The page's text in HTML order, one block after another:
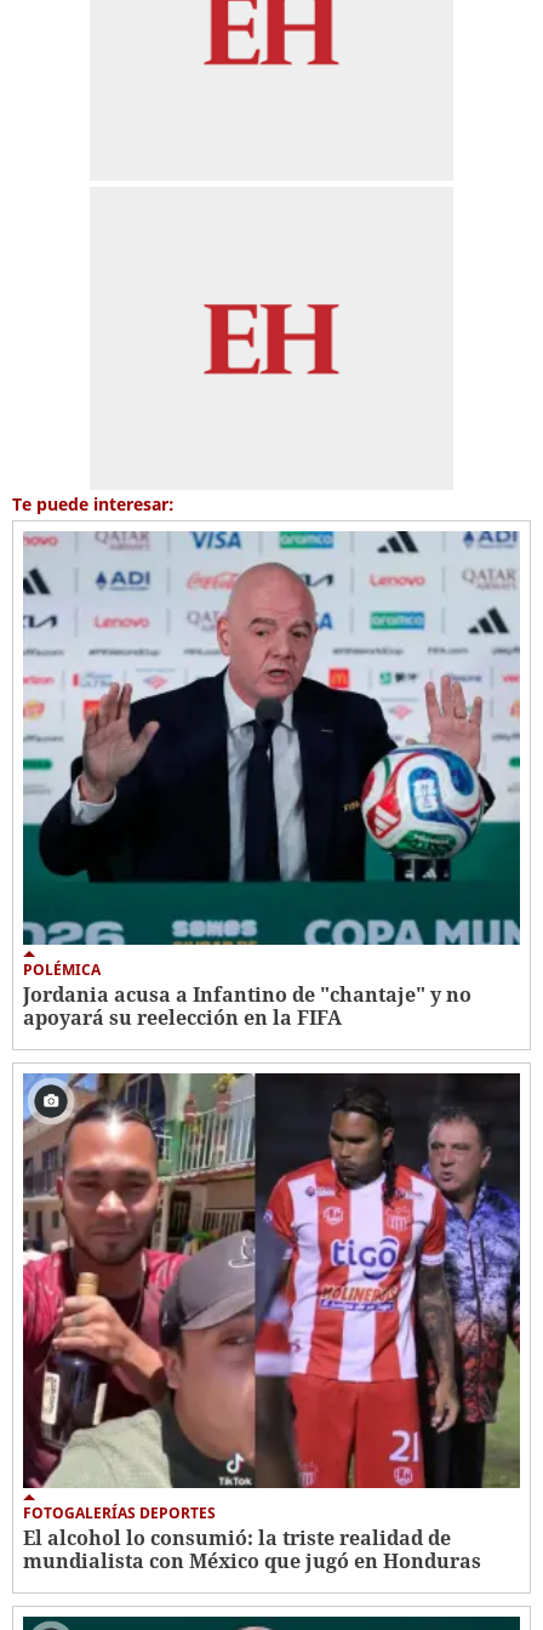
Te puede interesar:
POLÉMICA
Jordania acusa a Infantino de "chantaje" y no
apoyará su reelección en la FIFA
FOTOGALERÍAS DEPORTES
El alcohol lo consumió: la triste realidad de
mundialista con México que jugó en Honduras